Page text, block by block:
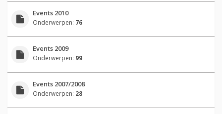
Events 2010
Onderwerpen: 76
Events 2009
Onderwerpen: 99
Events 2007/2008
Onderwerpen: 28